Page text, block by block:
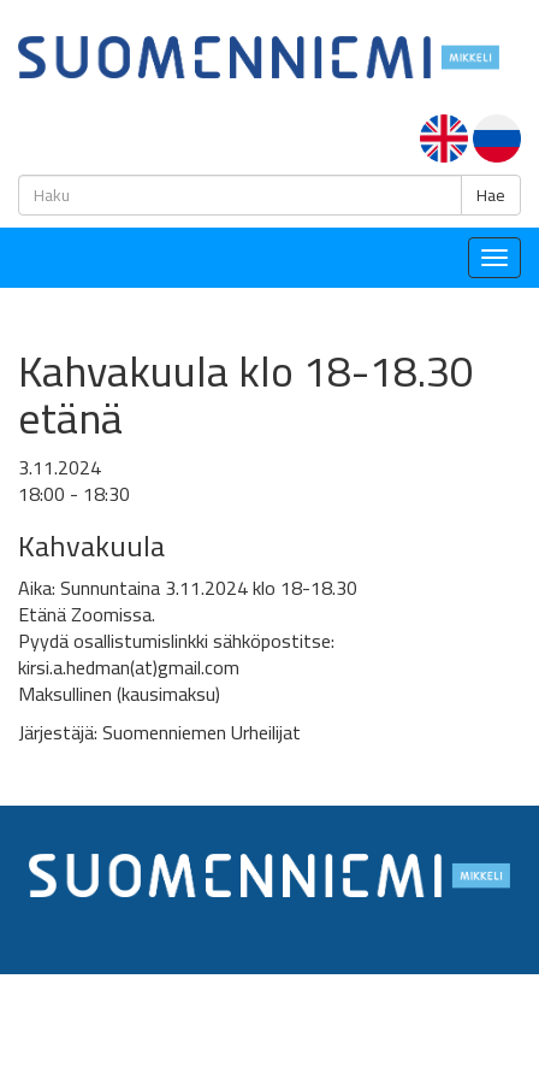
Hae
Kahvakuula klo 18-18.30
etänä
3.11.2024
18:00 - 18:30
Kahvakuula
Aika: Sunnuntaina 3.11.2024 klo 18-18.30
Etänä Zoomissa.
Pyydä osallistumislinkki sähköpostitse:
kirsi.a.hedman(at)gmail.com
Maksullinen (kausimaksu)
Järjestäjä: Suomenniemen Urheilijat